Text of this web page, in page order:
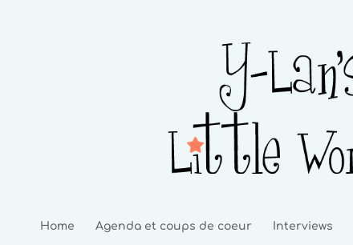
Home Agenda et coups de coeur Interviews